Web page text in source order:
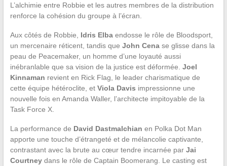
L’alchimie entre Robbie et les autres membres de la distribution
renforce la cohésion du groupe à l’écran.
Aux côtés de Robbie, Idris Elbaendosse le rôle de Bloodsport,
un mercenaire réticent, tandis que John Cenase glisse dans la
peau de Peacemaker, un homme d’une loyauté aussi
inébranlable que sa vision de la justice est déformée. Joel
Kinnaman revient en Rick Flag, le leader charismatique de
cette équipe hétéroclite, et Viola Davis impressionne une
nouvelle fois en Amanda Waller, l’architecte impitoyable de la
Task Force X.
La performance de David Dastmalchian en Polka Dot Man
apporte une touche d’étrangeté et de mélancolie captivante,
contrastant avec la brute au cœur tendre incarnée par Jai
Courtneydans le rôle de Captain Boomerang. Le casting est